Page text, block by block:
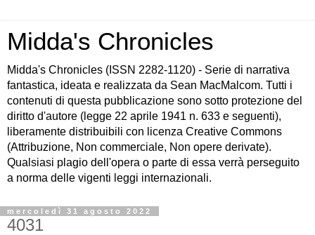
Midda's Chronicles
Midda's Chronicles (ISSN 2282-1120) - Serie di narrativa
fantastica, ideata e realizzata da Sean MacMalcom. Tutti i
contenuti di questa pubblicazione sono sotto protezione del
diritto d'autore (legge 22 aprile 1941 n. 633 e seguenti),
liberamente distribuibili con licenza Creative Commons
(Attribuzione, Non commerciale, Non opere derivate).
Qualsiasi plagio dell'opera o parte di essa verrà perseguito
a norma delle vigenti leggi internazionali.
mercoledì 31 agosto 2022
4031